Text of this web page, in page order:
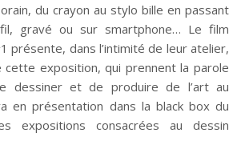
du crayon au stylo bille en passant
gravé ou sur smartphone… Le film
présente, dans l’intimité de leur atelier,
exposition, qui prennent la parole
dessiner et de produire de l’art au
en présentation dans la black box du
expositions consacrées au dessin